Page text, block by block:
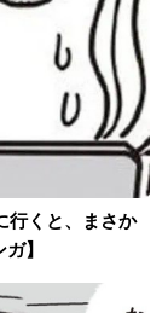
行くと、まさか
】